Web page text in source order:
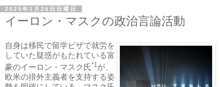
2025年1月26日日曜日
イーロン・マスクの政治言論活動
自身は移民で留学ビザで就労を
していた疑惑がもたれている富
豪のイーロン・マスク氏*1 が、
欧米の排外主義者を支持する姿